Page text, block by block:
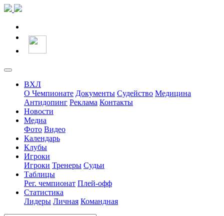
ВХЛ
О Чемпионате Документы Судейство Медицина
Антидопинг Реклама Контакты
Новости
Медиа
Фото Видео
Календарь
Клубы
Игроки
Игроки Тренеры Судьи
Таблицы
Рег. чемпионат Плей-офф
Статистика
Лидеры Личная Командная